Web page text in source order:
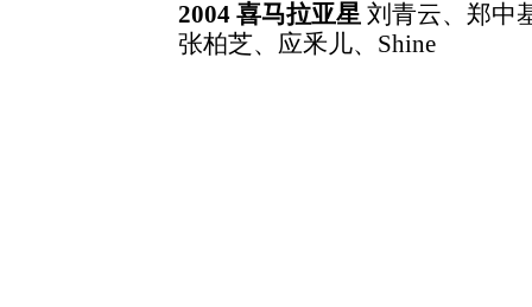
2004 喜马拉亚星 刘青云、郑中
张柏芝、应釆儿、Shine